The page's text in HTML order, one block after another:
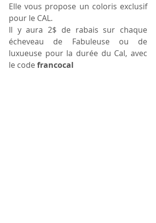
Elle vous propose un coloris exclusif
pour le CAL.
Il y aura 2$ de rabais sur chaque
écheveau de Fabuleuse ou de
luxueuse pour la durée du Cal, avec
le code francocal